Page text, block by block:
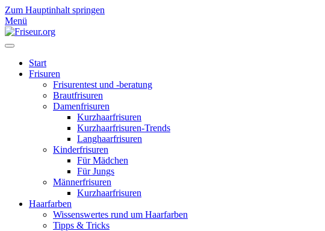
Zum Hauptinhalt springen
Menü
Start
Frisuren
Frisurentest und -beratung
Brautfrisuren
Damenfrisuren
Kurzhaarfrisuren
Kurzhaarfrisuren-Trends
Langhaarfrisuren
Kinderfrisuren
Für Mädchen
Für Jungs
Männerfrisuren
Kurzhaarfrisuren
Haarfarben
Wissenswertes rund um Haarfarben
Tipps & Tricks